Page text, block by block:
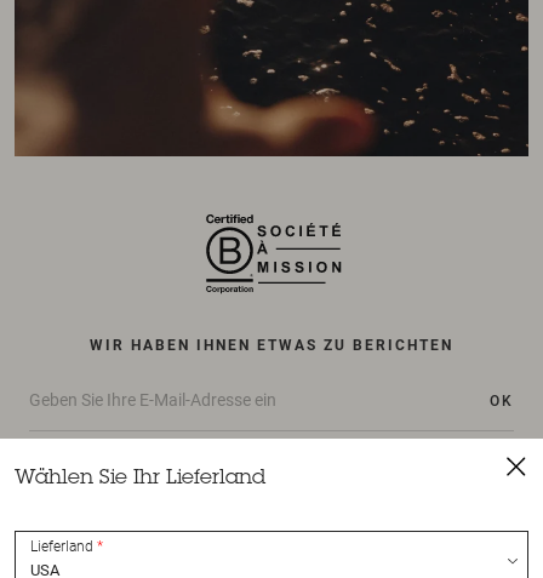
WIR HABEN IHNEN ETWAS ZU BERICHTEN
OK
Wählen Sie Ihr Lieferland
Lieferland